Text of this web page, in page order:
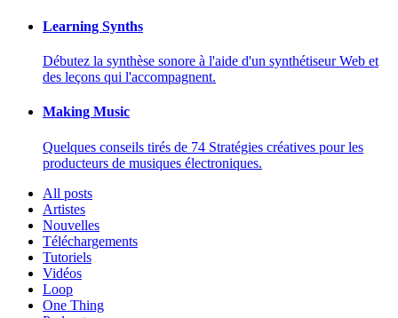
Learning Synths
Débutez la synthèse sonore à l'aide d'un synthétiseur Web et
des leçons qui l'accompagnent.
Making Music
Quelques conseils tirés de 74 Stratégies créatives pour les
producteurs de musiques électroniques.
All posts
Artistes
Nouvelles
Téléchargements
Tutoriels
Vidéos
Loop
One Thing